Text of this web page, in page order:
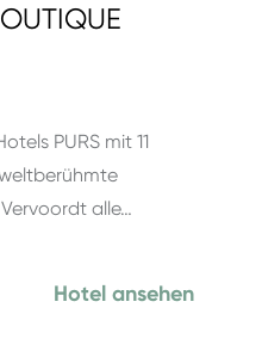
PURS mit 11
alle…
Hotel ansehen